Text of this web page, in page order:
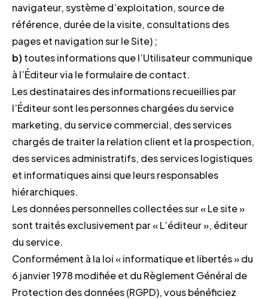
navigateur, système d’exploitation, source de
référence, durée de la visite, consultations des
pages et navigation sur le Site) ;
b)toutes informations que l’Utilisateur communique
à l’Éditeur via le formulaire de contact.
Les destinataires des informations recueillies par
l’Éditeur sont les personnes chargées du service
marketing, du service commercial, des services
chargés de traiter la relation client et la prospection,
des services administratifs, des services logistiques
et informatiques ainsi que leurs responsables
hiérarchiques.
Les données personnelles collectées sur « Le site »
sont traités exclusivement par « L’éditeur », éditeur
du service.
Conformément à la loi « informatique et libertés » du
6 janvier 1978 modifiée et du Règlement Général de
Protection des données (RGPD), vous bénéficiez